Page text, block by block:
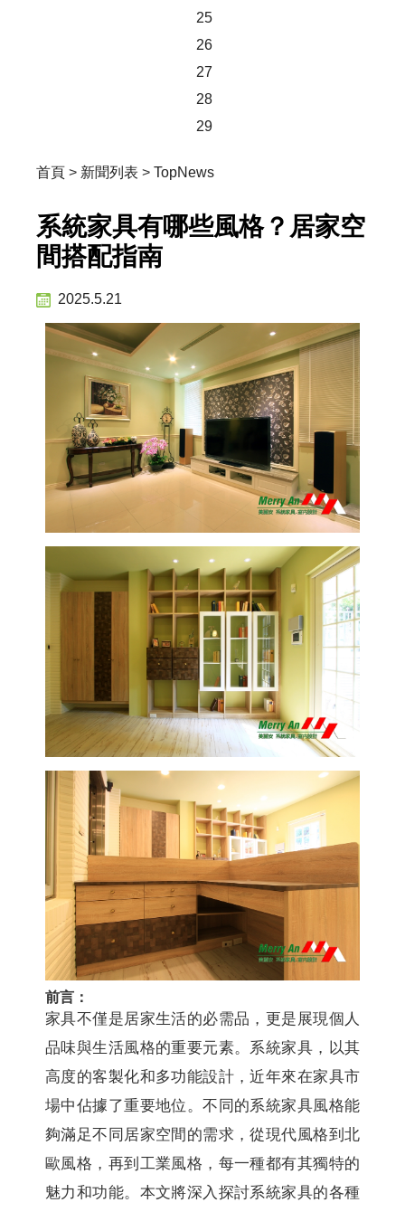
25
26
27
28
29
首頁 > 新聞列表 > TopNews
系統家具有哪些風格？居家空
間搭配指南
2025.5.21
前言：
家具不僅是居家生活的必需品，更是展現個人
品味與生活風格的重要元素。系統家具，以其
高度的客製化和多功能設計，近年來在家具市
場中佔據了重要地位。不同的系統家具風格能
夠滿足不同居家空間的需求，從現代風格到北
歐風格，再到工業風格，每一種都有其獨特的
魅力和功能。本文將深入探討系統家具的各種